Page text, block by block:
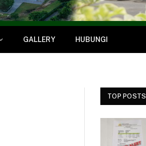
GALLERY HUBUNGI
TOP POSTS